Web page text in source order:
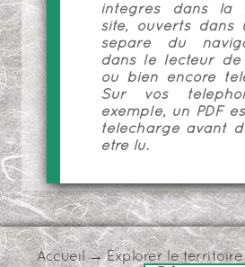
intégrés dans la
site, ouverts dans
séparé du
dans le lecteur
ou bien encore
Sur vos
exemple, un PDF
téléchargé avant
être lu.
Accueil→Explorer le territoire